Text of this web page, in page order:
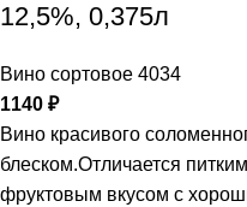
12,5%, 0,375л
Вино сортовое 4034
1140 ₽
Вино красивого
блеском.Отличается
фруктовым вкусом с